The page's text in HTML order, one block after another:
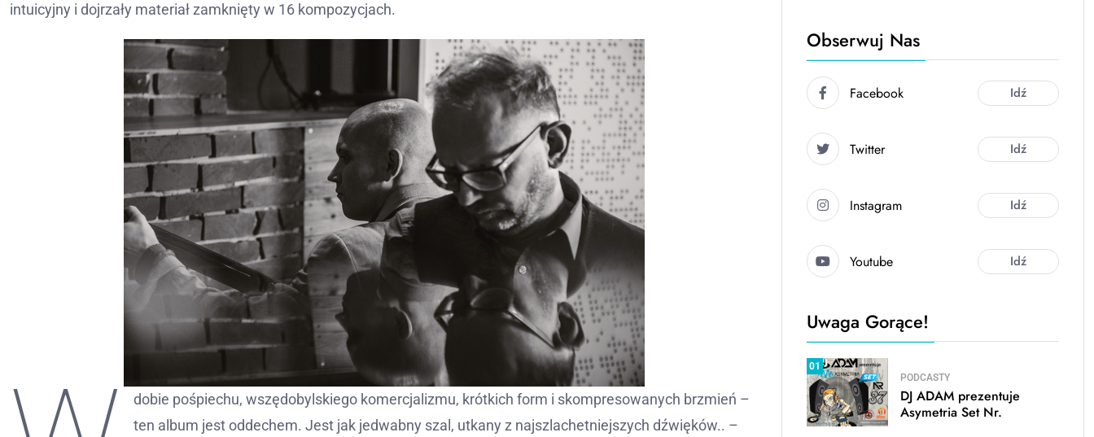
intuicyjny i dojrzały materiał zamknięty w 16 kompozycjach.
dobie pośpiechu, wszędobylskiego komercjalizmu, krótkich form i skompresowanych brzmień –
ten album jest oddechem. Jest jak jedwabny szal, utkany z najszlachetniejszych dźwięków.. –
Obserwuj Nas
Facebook Idź
Twitter Idź
Instagram Idź
Youtube Idź
Uwaga Gorące!
01
PODCASTY
DJ ADAM prezentuje
Asymetria Set Nr.